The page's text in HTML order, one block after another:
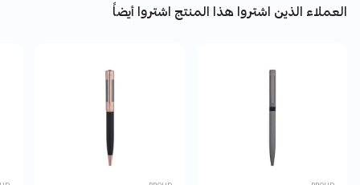
العملاء الذين اشتروا هذا المنتج اشتروا أيضاً